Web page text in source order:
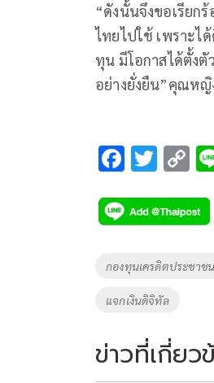
“ดังนั้นจึงขอเรียก
ไทยไปใช้ เพราะไ
ทุน มีโอกาสได้ตั้งตั
อย่างยั่งยืน”คุณหญิ
F
e
b
o
o
k
T
tt
er
C
p
y
Li
Tags
กองทุนเครดิตประชาชน
แจกเงินดิจิทัล
ข่าวที่เกี่ยว